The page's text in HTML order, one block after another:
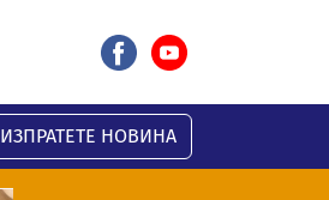
ИЗПРАТЕТЕ НОВИНА